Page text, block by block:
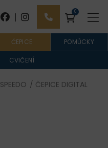
| 0
ČEPICE POMŮCKY
CVIČENÍ
SPEEDO / ČEPICE DIGITAL